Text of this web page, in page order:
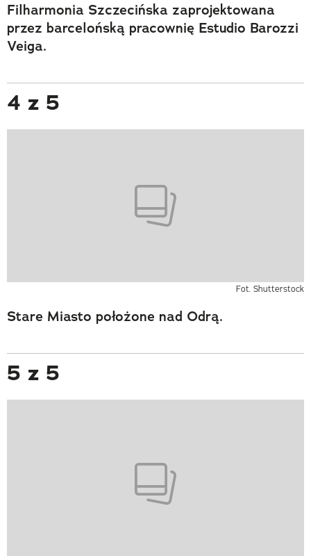
Filharmonia Szczecińska zaprojektowana
przez barcelońską pracownię Estudio Barozzi
Veiga.
4 z 5
Fot. Shutterstock
Stare Miasto położone nad Odrą.
5 z 5